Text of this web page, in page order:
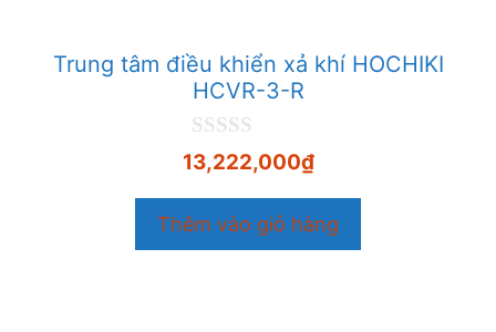
Trung tâm điều khiển xả khí HOCHIKI
HCVR-3-R
0
n
g
o
à
i
13,222,000₫
Thêm vào giỏ hàng